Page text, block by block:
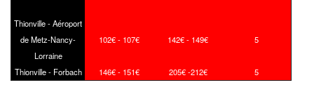
Thionville - Aéroport
de Metz-Nancy-
Lorraine
102€ - 107€ 142€ - 149€ 5
Thionville - Forbach 146€ - 151€ 205€ -212€ 5